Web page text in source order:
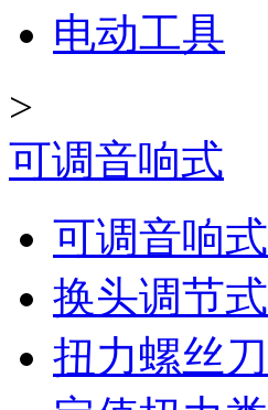
电动工具
>
可调音响式
可调音响式
换头调节式
扭力螺丝刀